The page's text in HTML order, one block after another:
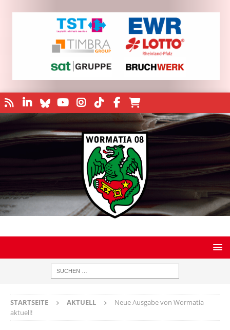
STARTSEITE AKTUELL
Neue Ausgabe von Wormatia
aktuell!